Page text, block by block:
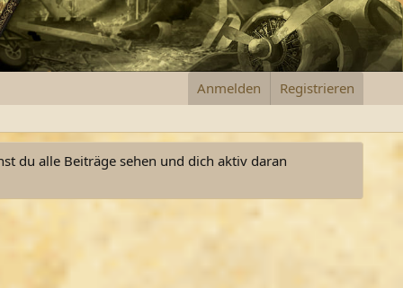
Anmelden Registrieren
du alle Beiträge sehen und dich aktiv daran